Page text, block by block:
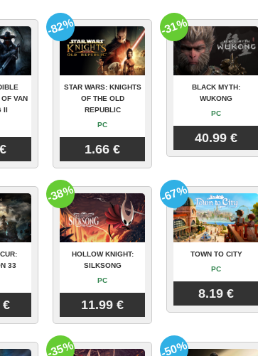
VAN
II
STAR WARS: KNIGHTS
OF THE OLD
REPUBLIC
PC
1.66 €
-82%
BLACK MYTH:
WUKONG
PC
40.99 €
-31%
33
€
HOLLOW KNIGHT:
SILKSONG
PC
11.99 €
-38%
TOWN TO CITY
PC
8.19 €
-67%
-35% -50%